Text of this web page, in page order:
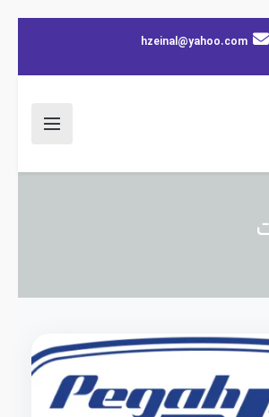
hzeinal@yahoo.com